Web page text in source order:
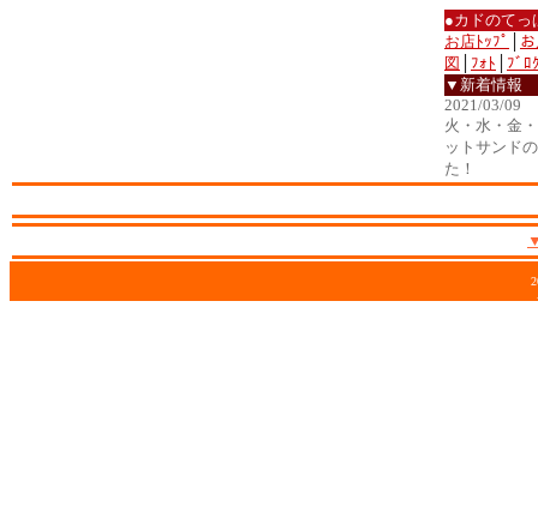
●カドのて
お店ﾄｯﾌﾟ
図
ﾌｫﾄ
ﾌﾞﾛ
▼新着情報
2021/03/09
火・水・金
ットサンド
た！